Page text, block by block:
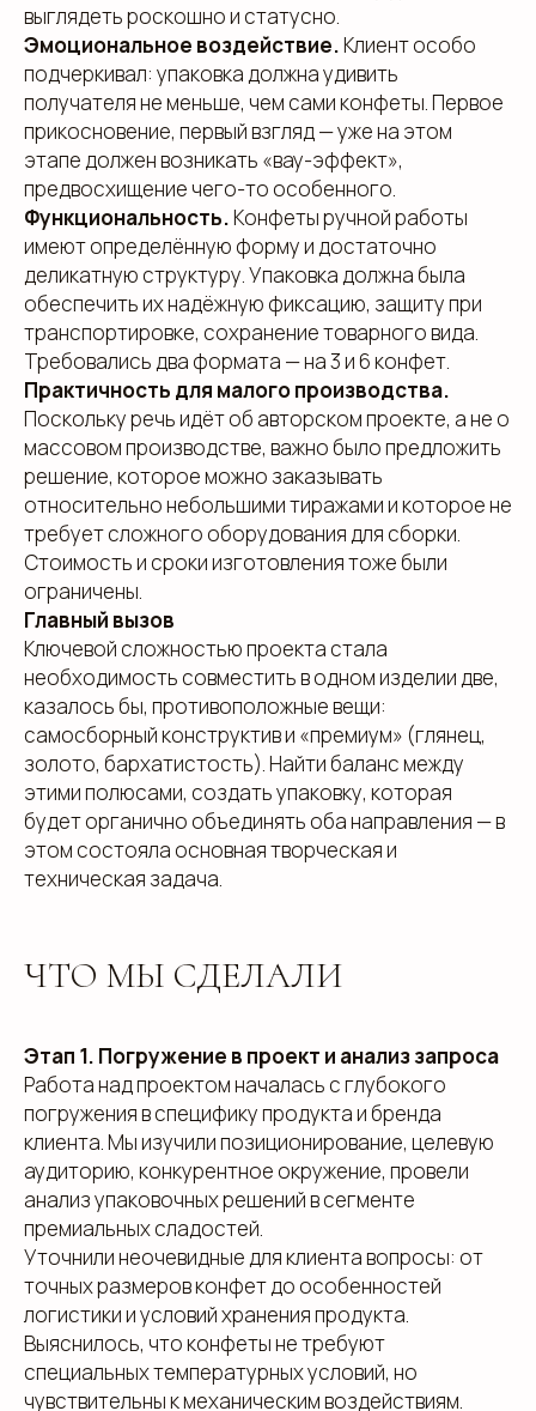
выглядеть роскошно и статусно.
Эмоциональное воздействие.Клиент особо
подчеркивал: упаковка должна удивить
получателя не меньше, чем сами конфеты. Первое
прикосновение, первый взгляд — уже на этом
этапе должен возникать «вау-эффект»,
предвосхищение чего-то особенного.
Функциональность.Конфеты ручной работы
имеют определённую форму и достаточно
деликатную структуру. Упаковка должна была
обеспечить их надёжную фиксацию, защиту при
транспортировке, сохранение товарного вида.
Требовались два формата — на 3 и 6 конфет.
Практичность для малого производства.
Поскольку речь идёт об авторском проекте, а не о
массовом производстве, важно было предложить
решение, которое можно заказывать
относительно небольшими тиражами и которое не
требует сложного оборудования для сборки.
Стоимость и сроки изготовления тоже были
ограничены.
Главный вызов
Ключевой сложностью проекта стала
необходимость совместить в одном изделии две,
казалось бы, противоположные вещи:
самосборный конструктив и «премиум» (глянец,
золото, бархатистость). Найти баланс между
этими полюсами, создать упаковку, которая
будет органично объединять оба направления — в
этом состояла основная творческая и
техническая задача.
ЧТО МЫ СДЕЛАЛИ
Этап 1. Погружение в проект и анализ запроса
Работа над проектом началась с глубокого
погружения в специфику продукта и бренда
клиента. Мы изучили позиционирование, целевую
аудиторию, конкурентное окружение, провели
анализ упаковочных решений в сегменте
премиальных сладостей.
Уточнили неочевидные для клиента вопросы: от
точных размеров конфет до особенностей
логистики и условий хранения продукта.
Выяснилось, что конфеты не требуют
специальных температурных условий, но
чувствительны к механическим воздействиям.